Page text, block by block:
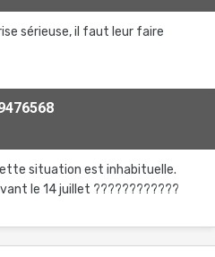
sérieuse, il faut leur faire
situation est inhabituelle.
le 14 juillet ????????????